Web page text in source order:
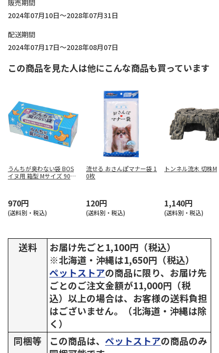
販売期間
2024年07月10日～2028年07月31日
配送期間
2024年07月17日～2028年08月07日
この商品を見た人は他にこんな商品も買っています
うんちが臭わない袋 BOS
イヌ用 箱型 Mサイズ 90枚
970円
(送料別・税込)
流せる おさんぽマナー袋 1
0枚
120円
(送料別・税込)
トンネル流木 切株M
1,140円
(送料別・税込)
送料
お届け先ごと1,100円（税込）
※北海道・沖縄は1,650円（税込）
ペットストアの商品に限り、お届け先
ごとのご注文金額が11,000円（税
込）以上の場合は、お客様の送料負担
はございません。（北海道・沖縄は除
く）
同梱等
この商品は、 ペットストアの商品のみ